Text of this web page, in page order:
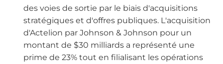
des voies de sortie par le biais d'acquisitions
stratégiques et d'offres publiques. L'acquisition
d'Actelion par Johnson & Johnson pour un
montant de $30 milliards a représenté une
prime de 23% tout en filialisant les opérations